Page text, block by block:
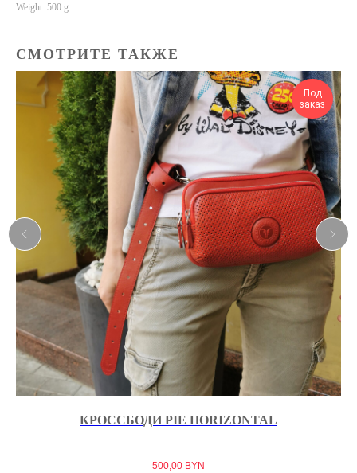
Weight: 500 g
СМОТРИТЕ ТАКЖЕ
Под
заказ
КРОССБОДИ PIE HORIZONTAL
500,00 BYN